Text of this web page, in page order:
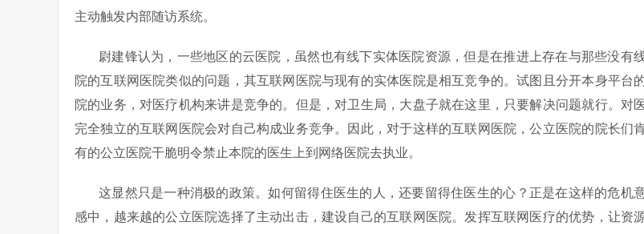
主动触发内部随访系统。
尉建锋认为，一些地区的云医院，虽然也有线下实体医院资源，但是在推进上存在与那些没有
院的互联网医院类似的问题，其互联网医院与现有的实体医院是相互竞争的。试图且分开本身平台
院的业务，对医疗机构来讲是竞争的。但是，对卫生局，大盘子就在这里，只要解决问题就行。对
完全独立的互联网医院会对自己构成业务竞争。因此，对于这样的互联网医院，公立医院的院长们
有的公立医院干脆明令禁止本院的医生上到网络医院去执业。
这显然只是一种消极的政策。如何留得住医生的人，还要留得住医生的心？正是在这样的危机
感中，越来越的公立医院选择了主动出击，建设自己的互联网医院。发挥互联网医疗的优势，让资